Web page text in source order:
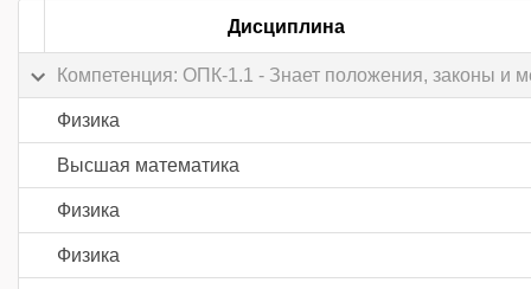
Дисциплина
Компетенция: ОПК-1.1 - Знает положения, законы и
Физика
Высшая математика
Физика
Физика